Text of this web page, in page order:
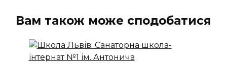
Вам також може сподобатися